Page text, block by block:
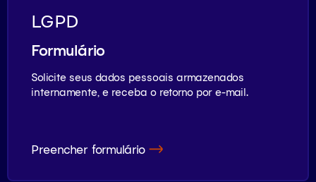
LGPD
Formulário
Solicite seus dados pessoais armazenados
internamente, e receba o retorno por e-mail.
Preencher formulário